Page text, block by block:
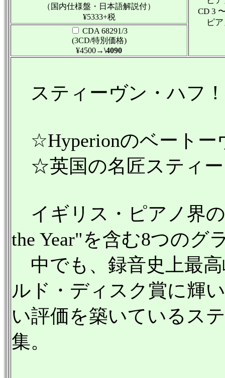
（国内仕様盤・日本語解説付）
¥5333+税
CD 3
ピアノ
CDA 68291/3
(3CD/特別価格)
¥4500→\4090
スティーヴン・ハフ
☆Hyperionのベートー
☆英国の名匠スティー
イギリス・ピアノ界の
the Year"を含む8つの
中でも、録音史上最高
ルド・ディスク賞に輝
い評価を築いているス
集。